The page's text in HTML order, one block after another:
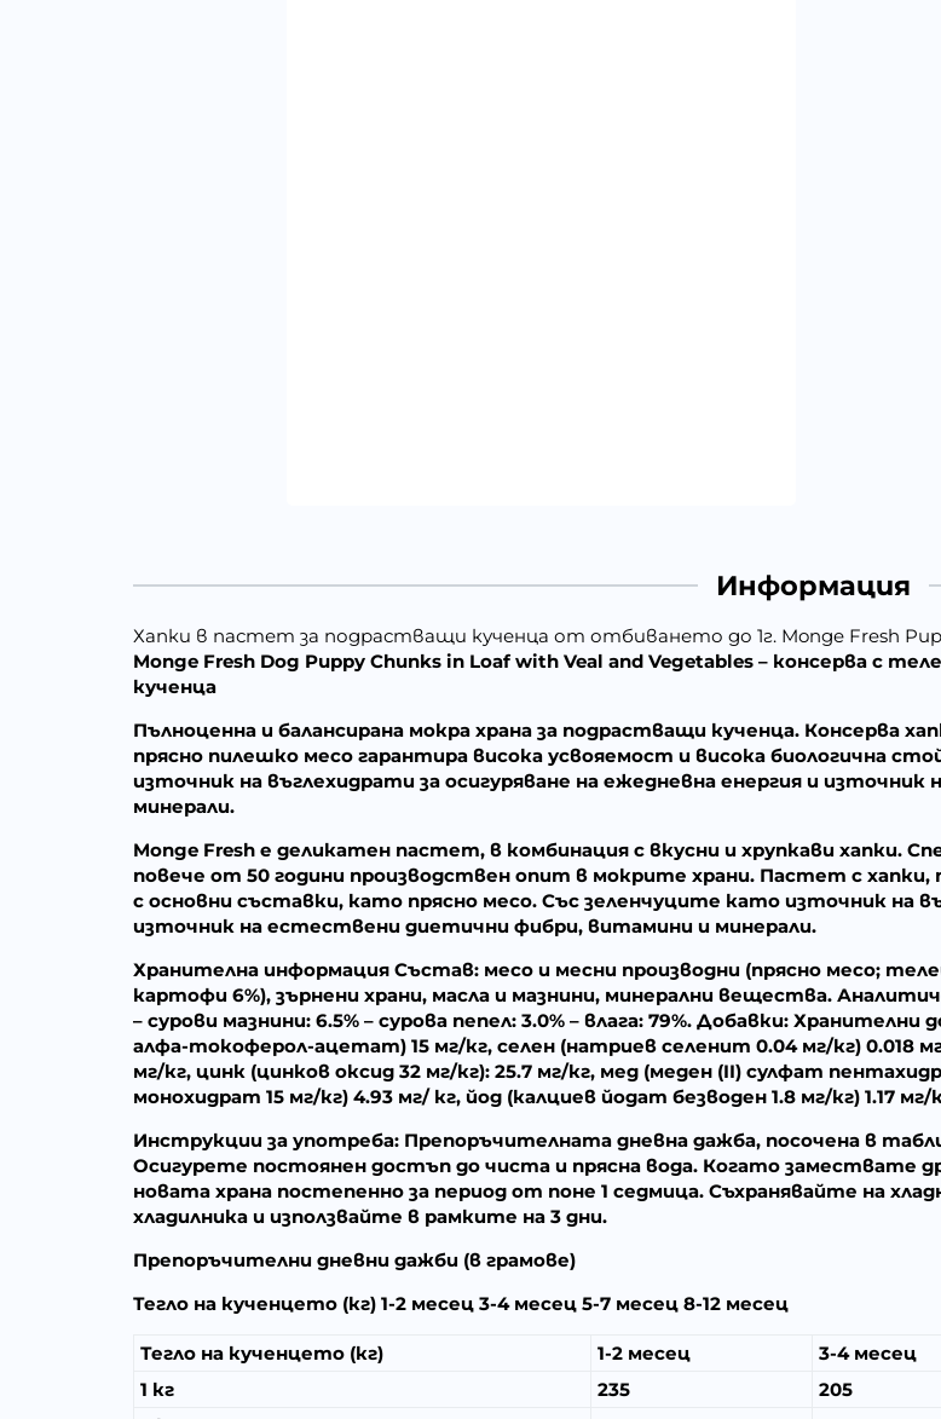
Информация
Хапки в пастет за подрастващи кученца от отбиването до 1г. Monge Fresh
Monge Fresh Dog Puppy Chunks in Loaf with Veal and Vegetables – консерва с
кученца
Пълноценна и балансирана мокра храна за подрастващи кученца. Консерва
прясно пилешко месо гарантира висока усвояемост и висока биологична
източник на въглехидрати за осигуряване на ежедневна енергия и
минерали.
Monge Fresh е деликатен пастет, в комбинация с вкусни и хрупкави хапки.
повече от 50 години производствен опит в мокрите храни. Пастет с хапки,
с основни съставки, като прясно месо. Със зеленчуците като източник на
източник на естествени диетични фибри, витамини и минерали.
Хранителна информация Състав: месо и месни производни (прясно месо;
картофи 6%), зърнени храни, масла и мазнини, минерални вещества.
– сурови мазнини: 6.5% – сурова пепел: 3.0% – влага: 79%. Добавки: Хранителни
алфа-токоферол-ацетат) 15 мг/кг, селен (натриев селенит 0.04 мг/кг) 0.018
мг/кг, цинк (цинков оксид 32 мг/кг): 25.7 мг/кг, мед (меден (II) сулфат
монохидрат 15 мг/кг) 4.93 мг/ кг, йод (калциев йодат безводен 1.8 мг/кг) 1.17 мг/
Инструкции за употреба: Препоръчителната дневна дажба, посочена в
Осигурете постоянен достъп до чиста и прясна вода. Когато замествате
новата храна постепенно за период от поне 1 седмица. Съхранявайте на
хладилника и използвайте в рамките на 3 дни.
Препоръчителни дневни дажби (в грамове)
Тегло на кученцето (кг) 1-2 месец 3-4 месец 5-7 месец 8-12 месец
Тегло на кученцето (кг) 1-2 месец 3-4 месец
1 кг
235 205